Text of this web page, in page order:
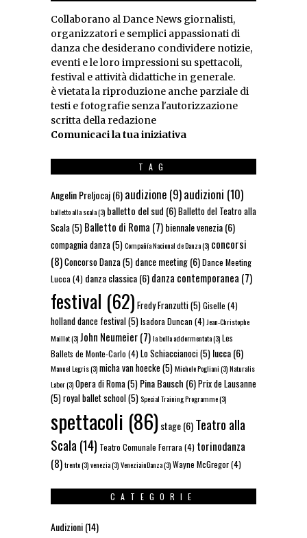
Collaborano al Dance News giornalisti,
organizzatori e semplici appassionati di
danza che desiderano condividere notizie,
eventi e le loro impressioni su spettacoli,
festival e attività didattiche in generale.
è vietata la riproduzione anche parziale di
testi e fotografie senza l'autorizzazione
scritta della redazione
Comunicaci la tua iniziativa
TAG
Angelin Preljocaj(6)audizione (9)audizioni (10)
balletto alla scala(3) balletto del sud (6)Balletto del Teatro alla
Scala(5) Balletto di Roma (7)biennale venezia(6)
compagnia danza(5)Compañía Nacional de Danza(3) concorsi
(8)Concorso Danza(5) dance meeting(6)Dance Meeting
Lucca (4) danza classica(6)danza contemporanea (7)
festival (62) Fredy Franzutti(5)Giselle (4)
holland dance festival(5)Isadora Duncan (4) Jean-Christophe
Maillot(3)John Neumeier(7)la bella addormentata(3)Les
Ballets de Monte-Carlo (4) Lo Schiaccianoci(5) lucca(6)
Manuel Legris(3)micha van hoecke(5)Michele Pogliani(3)Naturalis
Labor(3)Opera di Roma(5) Pina Bausch (6)Prix de Lausanne
(5)royal ballet school(5)Special Training Programme(3)
spettacoli (86)stage(6)Teatro alla
Scala (14) Teatro Comunale Ferrara (4) torinodanza
(8)trento(3)venezia(3)VeneziainDanza(3)Wayne McGregor(4)
CATEGORIE
Audizioni(14)